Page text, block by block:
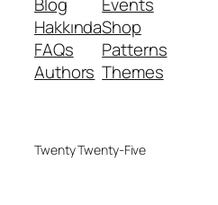
Blog
Hakkında
FAQs
Authors
Events
Shop
Patterns
Themes
Twenty Twenty-Five